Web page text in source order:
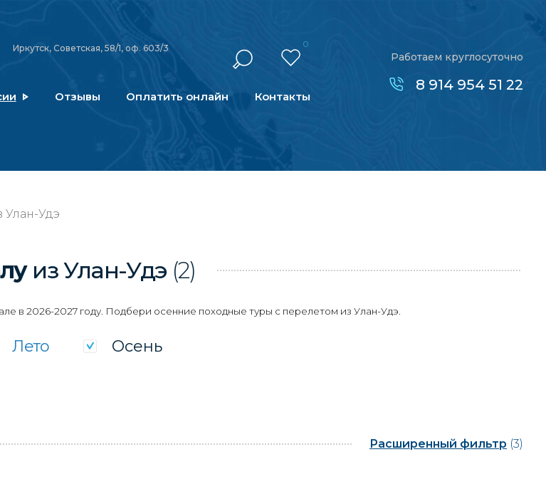
Иркутск, Советская, 58/1, оф. 603/3 0
Отзывы Оплатить онлайн Контакты
Работаем круглосуточно
8 914 954 51 22
Улан-Удэ
из Улан-Удэ (2)
в 2026-2027 году. Подбери осенние походные туры с перелетом из Улан-Удэ.
Лето Осень
Расширенный фильтр (3)